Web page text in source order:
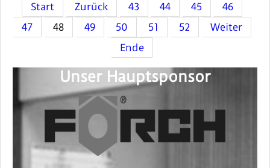
Start Zurück 43 44 45
46
47
48 49 50 51 52
Weiter
Ende
Unser Hauptsponsor